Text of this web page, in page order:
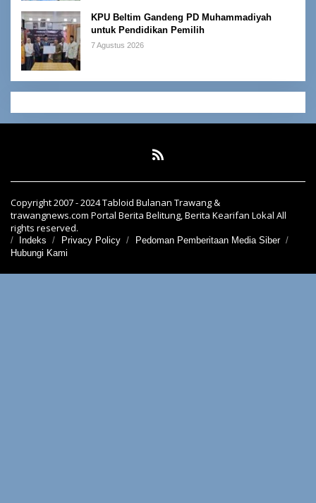
KPU Beltim Gandeng PD Muhammadiyah
untuk Pendidikan Pemilih
7 Agustus 2026
Copyright 2007 - 2024 Tabloid Bulanan Trawang &
trawangnews.com Portal Berita Belitung, Berita Kearifan Lokal All
rights reserved.
Indeks Privacy Policy
Pedoman Pemberitaan Media Siber
Hubungi Kami